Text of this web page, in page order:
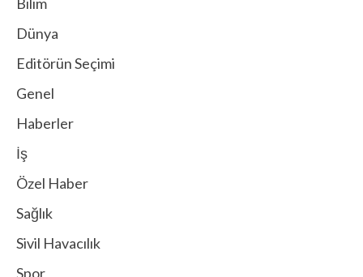
Dünya
Editörün Seçimi
Genel
Haberler
İş
Özel Haber
Sağlık
Sivil Havacılık
Spor